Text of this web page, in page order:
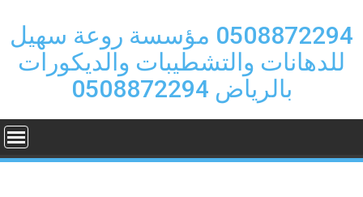
content
0508872294 مؤسسة روعة سهيل
للدهانات والتشطيبات والديكورات
بالرياض 0508872294